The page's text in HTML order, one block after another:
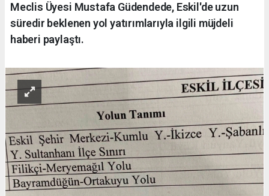
Meclis Üyesi Mustafa Güdendede, Eskil'de uzun
süredir beklenen yol yatırımlarıyla ilgili müjdeli
haberi paylaştı.